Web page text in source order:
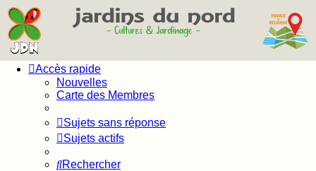
Accès rapide
Nouvelles
Carte des Membres
Sujets sans réponse
Sujets actifs
Rechercher